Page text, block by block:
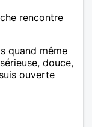
rencontre
quand même
douce,
ouverte